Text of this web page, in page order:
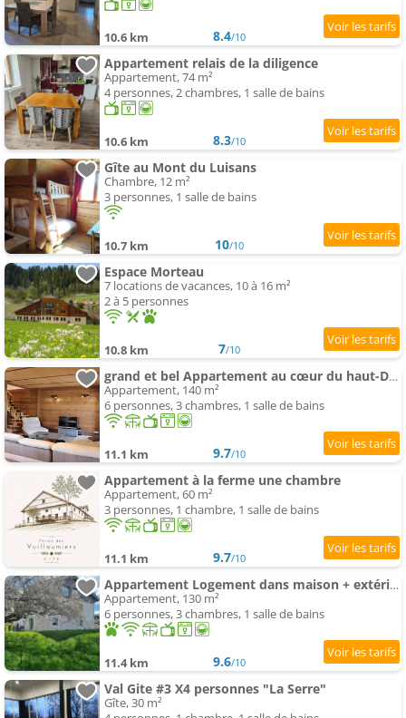
10.6 km 8.4/10
Appartement relais de la diligence
Appartement, 74 m²
4 personnes, 2 chambres, 1 salle de bains
10.6 km 8.3/10
Gîte au Mont du Luisans
Chambre, 12 m²
3 personnes, 1 salle de bains
10.7 km 10/10
Espace Morteau
7 locations de vacances, 10 à 16 m²
2 à 5 personnes
10.8 km 7/10
grand et bel Appartement au cœur du haut-Doubs
Appartement, 140 m²
6 personnes, 3 chambres, 1 salle de bains
11.1 km 9.7/10
Appartement à la ferme une chambre
Appartement, 60 m²
3 personnes, 1 chambre, 1 salle de bains
11.1 km 9.7/10
Appartement Logement dans maison + extérieur
Appartement, 130 m²
6 personnes, 3 chambres, 1 salle de bains
11.4 km 9.6/10
Val Gite #3 X4 personnes "La Serre"
Gîte, 30 m²